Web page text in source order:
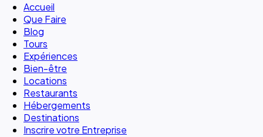
Accueil
Que Faire
Blog
Tours
Expériences
Bien-être
Locations
Restaurants
Hébergements
Destinations
Inscrire votre Entreprise